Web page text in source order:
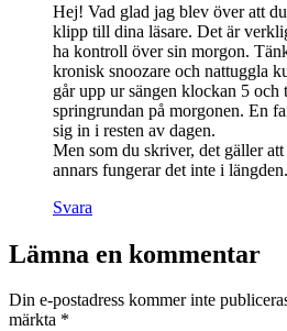
Hej! Vad glad jag blev över att
klipp till dina läsare. Det är
ha kontroll över sin morgon.
kronisk snoozare och nattuggla
går upp ur sängen klockan 5
springrundan på morgonen. En
sig in i resten av dagen.
Men som du skriver, det gäller
annars fungerar det inte i längden.
Svara
Lämna en kommentar
Din e-postadress kommer inte
märkta *